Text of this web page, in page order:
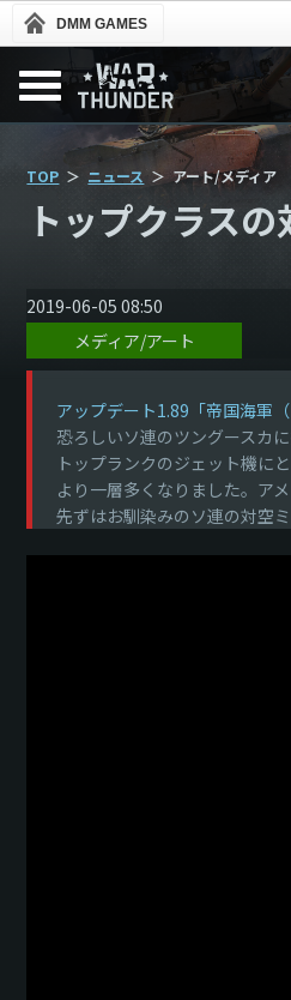
DMM GAMES
TOP ニュース アート/メディア
トップクラスの
2019-06-05 08:50
メディア/アート
アップデート1.89「帝国海軍
恐ろしいソ連のツングースカ
トップランクのジェット機に
より一層多くなりました。ア
先ずはお馴染みのソ連の対空